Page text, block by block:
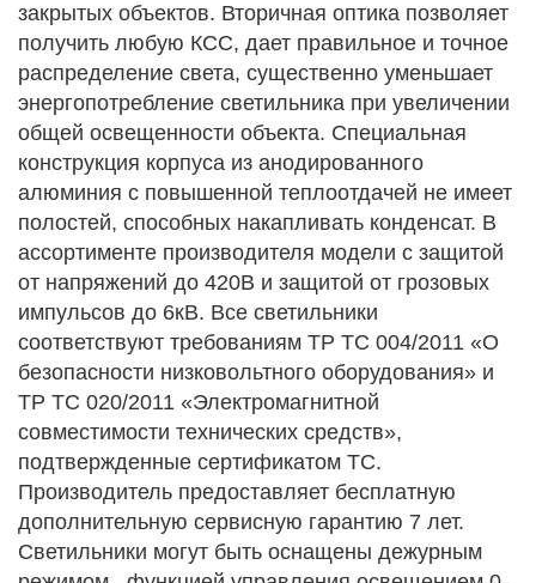
закрытых объектов. Вторичная оптика позволяет
получить любую КСС, дает правильное и точное
распределение света, существенно уменьшает
энергопотребление светильника при увеличении
общей освещенности объекта. Специальная
конструкция корпуса из анодированного
алюминия с повышенной теплоотдачей не имеет
полостей, способных накапливать конденсат. В
ассортименте производителя модели с защитой
от напряжений до 420В и защитой от грозовых
импульсов до 6кВ. Все светильники
соответствуют требованиям ТР ТС 004/2011 «О
безопасности низковольтного оборудования» и
ТР ТС 020/2011 «Электромагнитной
совместимости технических средств»,
подтвержденные сертификатом ТС.
Производитель предоставляет бесплатную
дополнительную сервисную гарантию 7 лет.
Светильники могут быть оснащены дежурным